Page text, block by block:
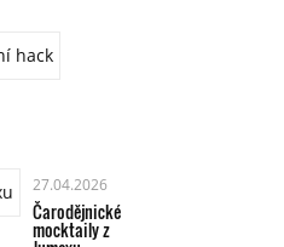
27.04.2026
Čarodějnické
mocktaily z